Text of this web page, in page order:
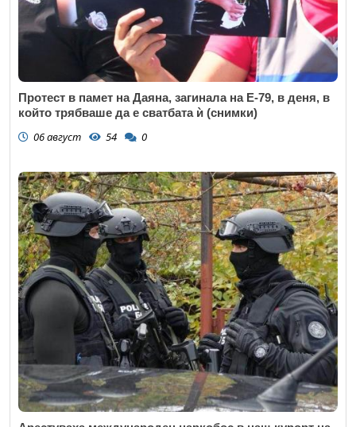
Протест в памет на Даяна, загинала на Е-79, в деня, в
който трябваше да е сватбата ѝ (снимки)
06 август 54 0